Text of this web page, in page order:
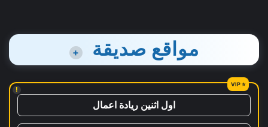
مواقع صديقة +
!
اول اثنين ريادة اعمال